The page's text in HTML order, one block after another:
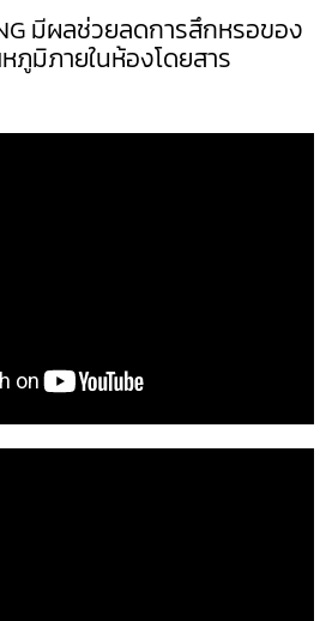
มีผลช่วยลดการสึกหรอของ
มิภายในห้องโดยสาร